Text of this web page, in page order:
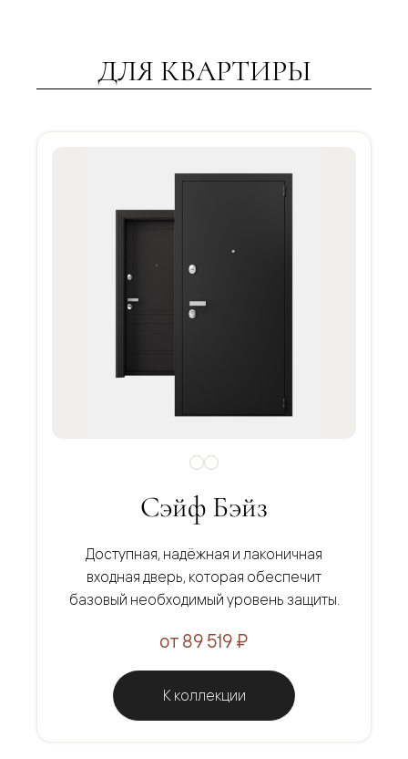
ДЛЯ КВАРТИРЫ
Сэйф Бэйз
Доступная, надёжная и лаконичная
входная дверь, которая обеспечит
базовый необходимый уровень защиты.
от 89 519 ₽
К коллекции